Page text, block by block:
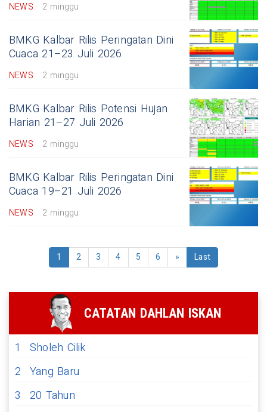
NEWS 2 minggu
BMKG Kalbar Rilis Peringatan Dini
Cuaca 21–23 Juli 2026
NEWS 2 minggu
BMKG Kalbar Rilis Potensi Hujan
Harian 21–27 Juli 2026
NEWS 2 minggu
BMKG Kalbar Rilis Peringatan Dini
Cuaca 19–21 Juli 2026
NEWS 2 minggu
1 2 3 4 5 6 » Last
CATATAN DAHLAN ISKAN
1
Sholeh Cilik
2 Yang Baru
3
20 Tahun